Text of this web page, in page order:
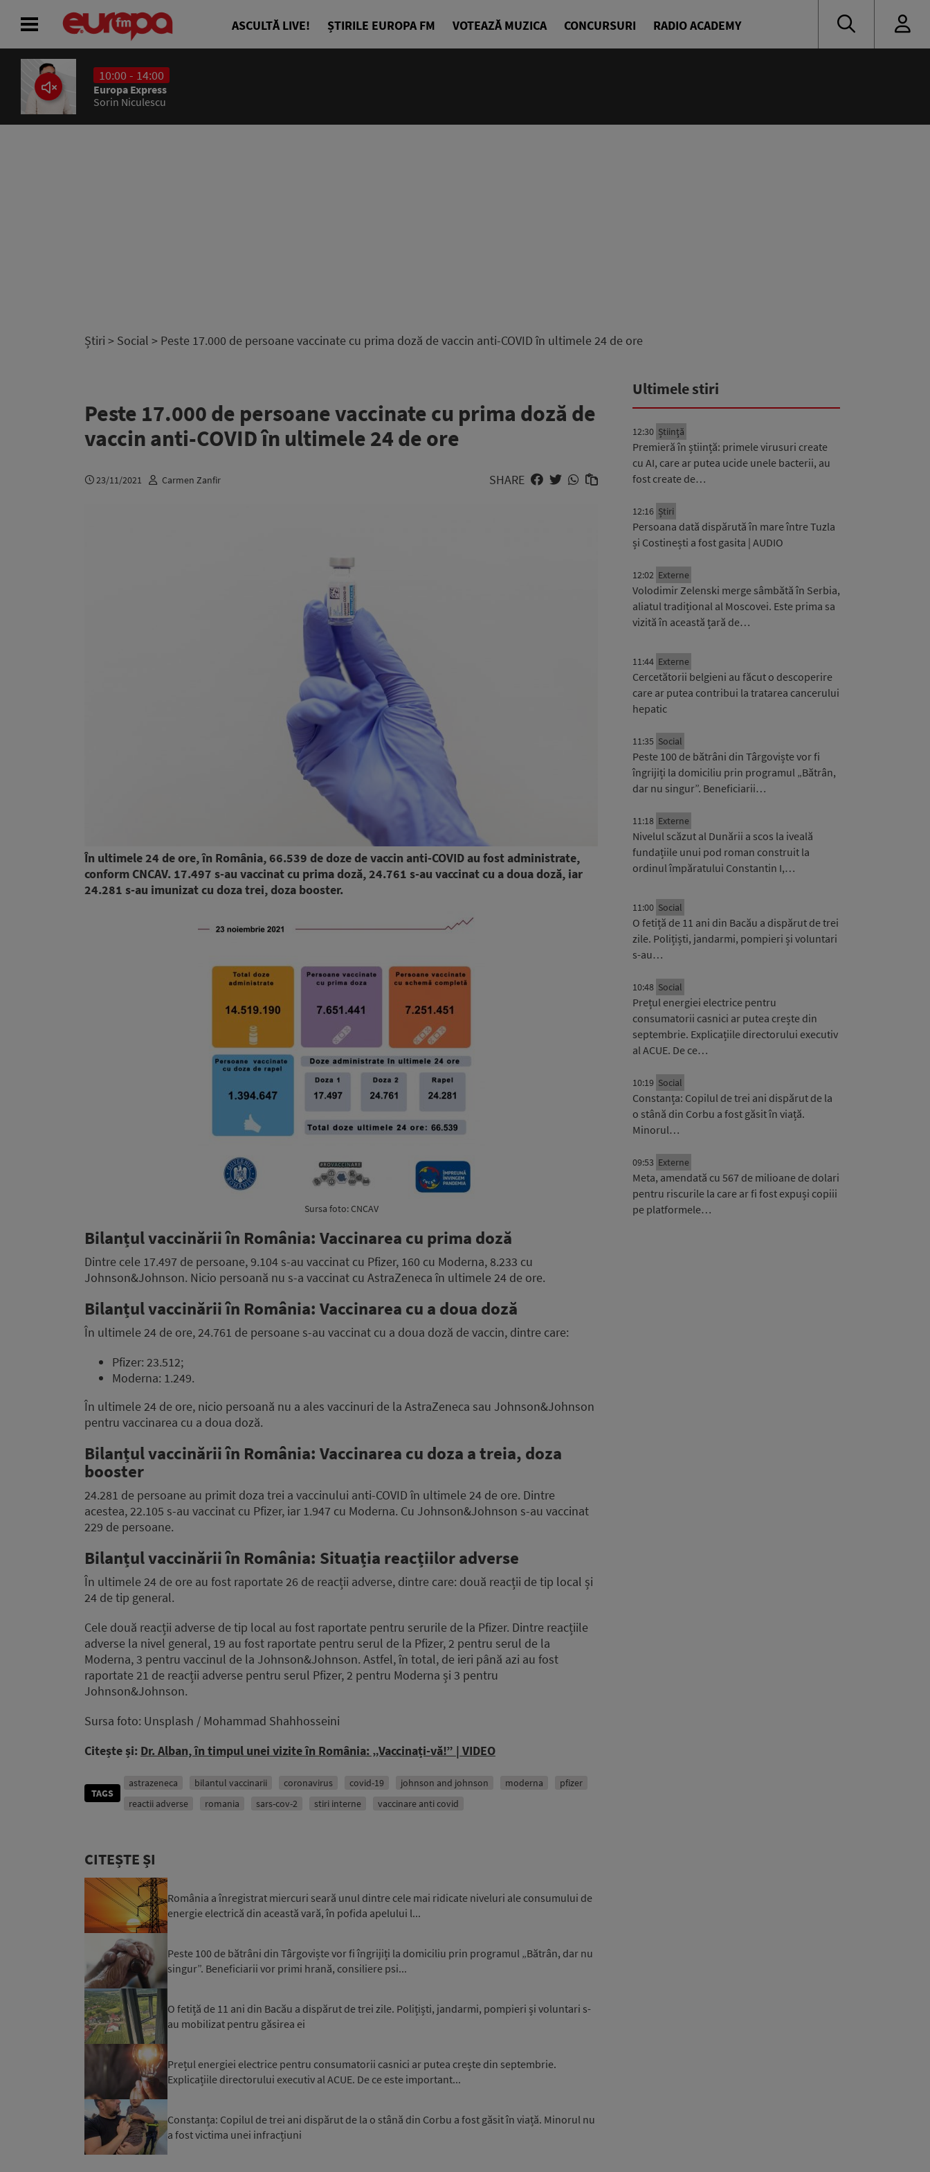
ASCULTĂ LIVE! ȘTIRILE EUROPA FM VOTEAZĂ MUZICA CONCURSURI RADIO ACADEMY
10:00 - 14:00
Europa Express
Sorin Niculescu
Știri > Social > Peste 17.000 de persoane vaccinate cu prima doză de vaccin anti-COVID în ultimele 24 de ore
Peste 17.000 de persoane vaccinate cu prima doză de
vaccin anti-COVID în ultimele 24 de ore
23/11/2021 Carmen Zanfir SHARE
În ultimele 24 de ore, în România, 66.539 de doze de vaccin anti-COVID au fost administrate,
conform CNCAV. 17.497 s-au vaccinat cu prima doză, 24.761 s-au vaccinat cu a doua doză, iar
24.281 s-au imunizat cu doza trei, doza booster.
Sursa foto: CNCAV
Bilanțul vaccinării în România: Vaccinarea cu prima doză
Dintre cele 17.497 de persoane, 9.104 s-au vaccinat cu Pfizer, 160 cu Moderna, 8.233 cu
Johnson&Johnson. Nicio persoană nu s-a vaccinat cu AstraZeneca în ultimele 24 de ore.
Bilanțul vaccinării în România: Vaccinarea cu a doua doză
În ultimele 24 de ore, 24.761 de persoane s-au vaccinat cu a doua doză de vaccin, dintre care:
Pfizer: 23.512;
Moderna: 1.249.
În ultimele 24 de ore, nicio persoană nu a ales vaccinuri de la AstraZeneca sau Johnson&Johnson
pentru vaccinarea cu a doua doză.
Bilanțul vaccinării în România: Vaccinarea cu doza a treia, doza
booster
24.281 de persoane au primit doza trei a vaccinului anti-COVID în ultimele 24 de ore. Dintre
acestea, 22.105 s-au vaccinat cu Pfizer, iar 1.947 cu Moderna. Cu Johnson&Johnson s-au vaccinat
229 de persoane.
Bilanțul vaccinării în România: Situația reacțiilor adverse
În ultimele 24 de ore au fost raportate 26 de reacții adverse, dintre care: două reacții de tip local și
24 de tip general.
Cele două reacții adverse de tip local au fost raportate pentru serurile de la Pfizer. Dintre reacțiile
adverse la nivel general, 19 au fost raportate pentru serul de la Pfizer, 2 pentru serul de la
Moderna, 3 pentru vaccinul de la Johnson&Johnson. Astfel, în total, de ieri până azi au fost
raportate 21 de reacții adverse pentru serul Pfizer, 2 pentru Moderna și 3 pentru
Johnson&Johnson.
Sursa foto: Unsplash / Mohammad Shahhosseini
Citește și: Dr. Alban, în timpul unei vizite în România: „Vaccinați-vă!” | VIDEO
TAGS
astrazeneca bilantul vaccinarii coronavirus covid-19 johnson and johnson moderna
pfizer
reactii adverse
romania sars-cov-2 stiri interne vaccinare anti covid
CITEȘTE ȘI
România a înregistrat miercuri seară unul dintre cele mai ridicate niveluri ale consumului de
energie electrică din această vară, în pofida apelului l...
Peste 100 de bătrâni din Târgoviște vor fi îngrijiți la domiciliu prin programul „Bătrân, dar nu
singur”. Beneficiarii vor primi hrană, consiliere psi...
O fetiță de 11 ani din Bacău a dispărut de trei zile. Polițiști, jandarmi, pompieri și voluntari s-
au mobilizat pentru găsirea ei
Prețul energiei electrice pentru consumatorii casnici ar putea crește din septembrie.
Explicațiile directorului executiv al ACUE. De ce este important...
Constanța: Copilul de trei ani dispărut de la o stână din Corbu a fost găsit în viață. Minorul nu
a fost victima unei infracțiuni
Ultimele stiri
12:30 Știinţă
Premieră în știință: primele virusuri create
cu AI, care ar putea ucide unele bacterii, au
fost create de…
12:16 Știri
Persoana dată dispărută în mare între Tuzla
și Costinești a fost gasita | AUDIO
12:02 Externe
Volodimir Zelenski merge sâmbătă în Serbia,
aliatul tradițional al Moscovei. Este prima sa
vizită în această țară de…
11:44 Externe
Cercetătorii belgieni au făcut o descoperire
care ar putea contribui la tratarea cancerului
hepatic
11:35 Social
Peste 100 de bătrâni din Târgoviște vor fi
îngrijiți la domiciliu prin programul „Bătrân,
dar nu singur”. Beneficiarii…
11:18 Externe
Nivelul scăzut al Dunării a scos la iveală
fundațiile unui pod roman construit la
ordinul împăratului Constantin I,…
11:00 Social
O fetiță de 11 ani din Bacău a dispărut de trei
zile. Polițiști, jandarmi, pompieri și voluntari
s-au…
10:48 Social
Prețul energiei electrice pentru
consumatorii casnici ar putea crește din
septembrie. Explicațiile directorului executiv
al ACUE. De ce…
10:19 Social
Constanța: Copilul de trei ani dispărut de la
o stână din Corbu a fost găsit în viață.
Minorul…
09:53 Externe
Meta, amendată cu 567 de milioane de dolari
pentru riscurile la care ar fi fost expuși copiii
pe platformele…
ACASĂ
ȘTIRI